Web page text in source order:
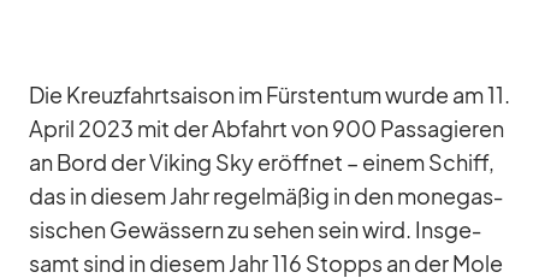
Die Kreuz­fahrt­sai­son im Fürs­ten­tum wurde am 11.
April 2023 mit der Ab­fahrt von 900 Pas­sa­gie­ren
an Bord der Vi­king Sky er­öff­net – ei­nem Schiff,
das in die­sem Jahr re­gel­mä­ßig in den mo­ne­gas­
si­schen Ge­wäs­sern zu se­hen sein wird. Ins­ge­
samt sind in die­sem Jahr 116 Stopps an der Mole